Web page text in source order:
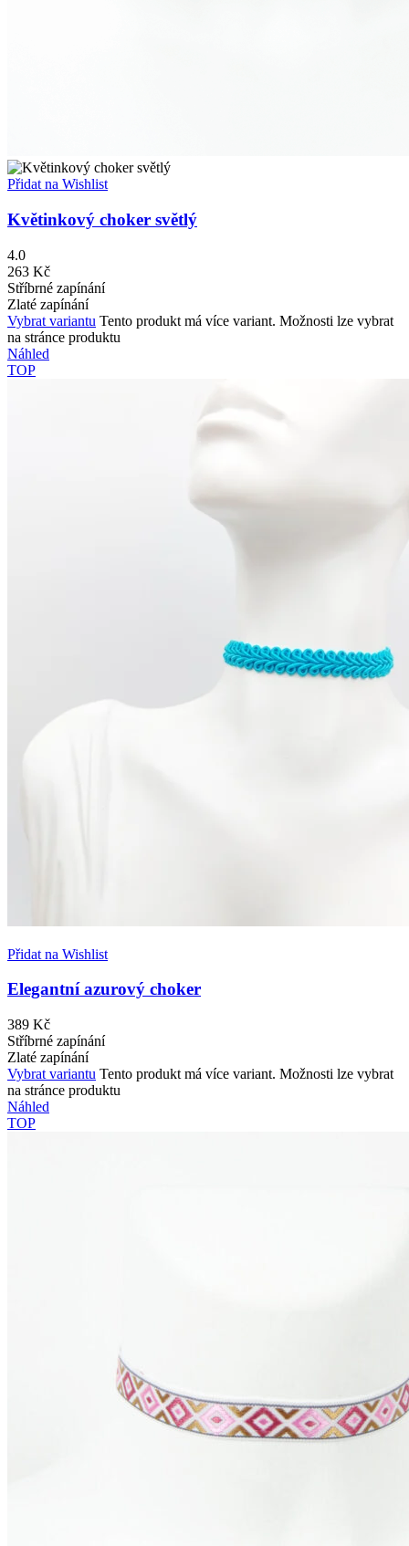
Přidat na Wishlist
Květinkový choker světlý
4.0
263 Kč
Stříbrné zapínání
Zlaté zapínání
Vybrat variantu Tento produkt má více variant. Možnosti lze vybrat
na stránce produktu
Náhled
TOP
Přidat na Wishlist
Elegantní azurový choker
389 Kč
Stříbrné zapínání
Zlaté zapínání
Vybrat variantu Tento produkt má více variant. Možnosti lze vybrat
na stránce produktu
Náhled
TOP